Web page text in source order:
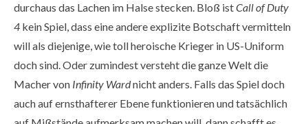
durchaus das Lachen im Halse stecken. Bloß istCall of Duty
4 kein Spiel, dass eine andere explizite Botschaft vermitteln
will als diejenige, wie toll heroische Krieger in US-Uniform
doch sind. Oder zumindest versteht die ganze Welt die
Macher von Infinity Wardnicht anders. Falls das Spiel doch
auch auf ernsthafterer Ebene funktionieren und tatsächlich